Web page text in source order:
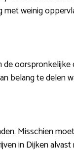
weinig
belang te delen
Misschien
in Dijken